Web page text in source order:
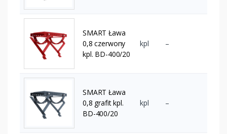
SMART Ława
0,8 czerwony
kpl. BD-400/20
kpl –
SMART Ława
0,8 grafit kpl.
BD-400/20
kpl –